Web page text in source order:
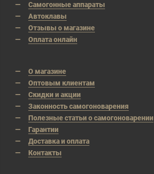
Самогонные аппараты
Автоклавы
Отзывы о магазине
Оплата онлайн
О магазине
Оптовым клиентам
Скидки и акции
Законность самогоноварения
Полезные статьи о самогоноварении
Гарантии
Доставка и оплата
Контакты